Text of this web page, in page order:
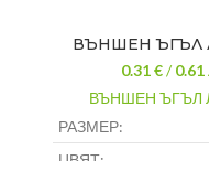
ВЪНШЕН ЪГЪЛ
0.31 €/0.61
ВЪНШЕН ЪГЪЛ
РАЗМЕР:
ЦВЯТ: